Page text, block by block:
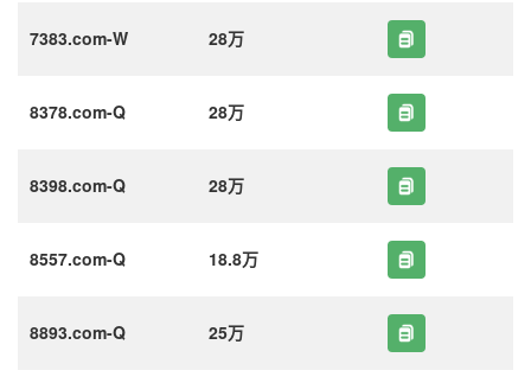
7383.com-W 28万
8378.com-Q 28万
8398.com-Q 28万
8557.com-Q 18.8万
8893.com-Q 25万